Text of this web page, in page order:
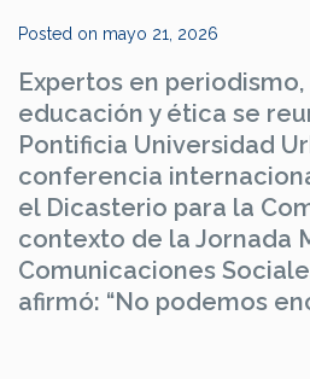
Posted on mayo 21, 2026
Expertos en
educación y ética se
Pontificia Universidad
conferencia
el Dicasterio para la
contexto de la Jornada
Comunicaciones
afirmó: “No podemos